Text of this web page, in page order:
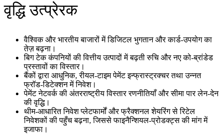
वृद्धि उत्प्रेरक
वैश्विक और भारतीय बाजारों में डिजिटल भुगतान और कार्ड‑उपयोग का
तेज़ बढ़ना।
बिग टेक कंपनियों की वित्तीय उत्पादों में बढ़ती रुचि और नए को‑ब्रांडेड
प्रस्तावों का विस्तार।
बैंकों द्वारा आधुनिक, रीयल‑टाइम पेमेंट इन्फ्रास्ट्रक्चर तथा उन्नत
फ्रॉड‑डिटेक्शन में निवेश।
पेमेंट नेटवर्क की अंतरराष्ट्रीय विस्तार रणनीतियाँ और सीमा पार लेन‑देन
की वृद्धि।
थीम‑आधारित निवेश प्लेटफार्मों और फ्रैक्शनल शेयरिंग से रिटेल
निवेशकों की पहुँच बढ़ना, जिससे फाइनैन्शियल‑प्रोडक्ट्स की मांग में
इजाफा।